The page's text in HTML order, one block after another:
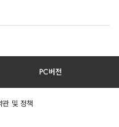
PC버전
관 및 정책